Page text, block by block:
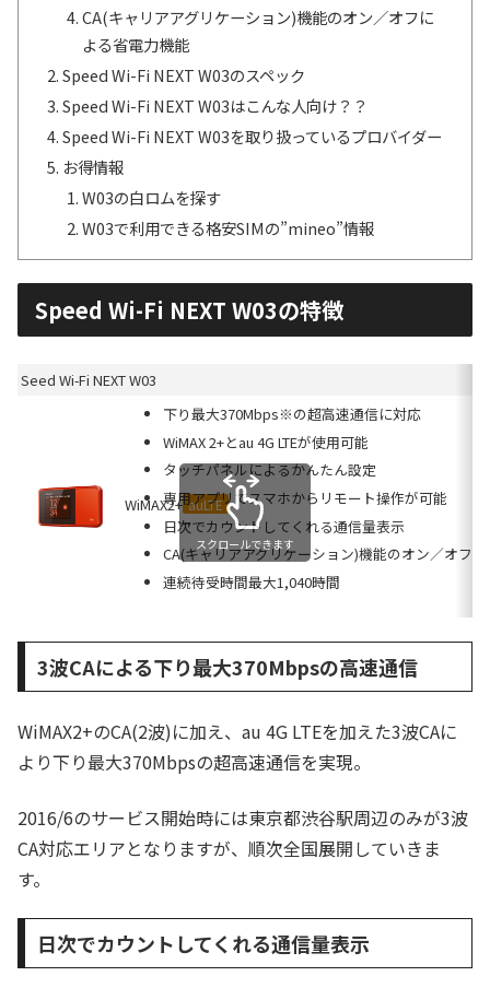
CA(キャリアアグリケーション)機能のオン／オフに
よる省電力機能
Speed Wi-Fi NEXT W03のスペック
Speed Wi-Fi NEXT W03はこんな人向け？？
Speed Wi-Fi NEXT W03を取り扱っているプロバイダー
お得情報
W03の白ロムを探す
W03で利用できる格安SIMの”mineo”情報
Speed Wi-Fi NEXT W03の特徴
Seed Wi-Fi NEXT W03
WiMAX2+ auLTE
下り最大370Mbps※の超高速通信に対応
WiMAX 2+とau 4G LTEが使用可能
タッチパネルによるかんたん設定
専用アプリでスマホからリモート操作が可能
日次でカウントしてくれる通信量表示
CA(キャリアアグリケーション)機能のオン／オフ
連続待受時間最大1,040時間
スクロールできます
3波CAによる下り最大370Mbpsの高速通信
WiMAX2+のCA(2波)に加え、au 4G LTEを加えた3波CAに
より下り最大370Mbpsの超高速通信を実現。
2016/6のサービス開始時には東京都渋谷駅周辺のみが3波
CA対応エリアとなりますが、順次全国展開していきま
す。
日次でカウントしてくれる通信量表示